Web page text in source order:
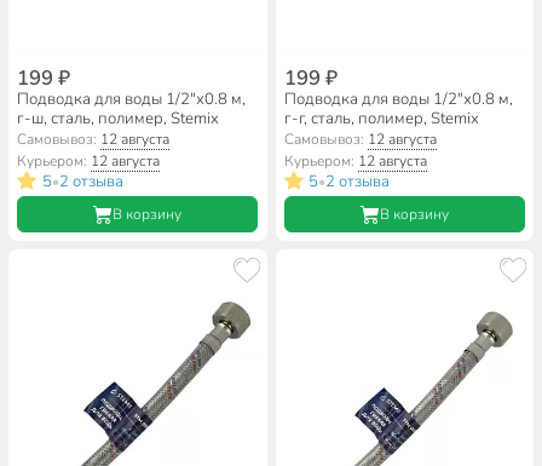
199 ₽
Подводка для воды 1/2"х0.8 м,
г-ш, сталь, полимер, Stemix
Самовывоз: 12 августа
Курьером: 12 августа
5•2 отзыва
В корзину
199 ₽
Подводка для воды 1/2"х0.8 м,
г-г, сталь, полимер, Stemix
Самовывоз: 12 августа
Курьером: 12 августа
5•2 отзыва
В корзину